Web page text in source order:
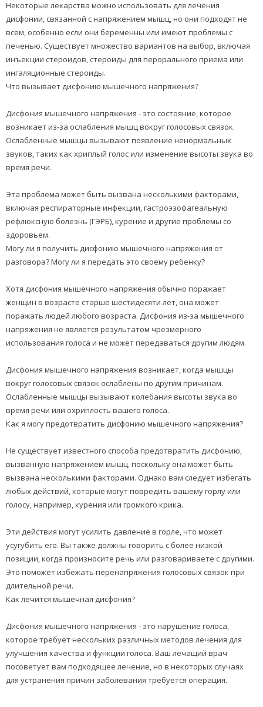
Некоторые лекарства можно использовать для лечения
дисфонии, связанной с напряжением мышц, но они подходят не
всем, особенно если они беременны или имеют проблемы с
печенью. Существует множество вариантов на выбор, включая
инъекции стероидов, стероиды для перорального приема или
ингаляционные стероиды.
Что вызывает дисфонию мышечного напряжения?
Дисфония мышечного напряжения - это состояние, которое
возникает из-за ослабления мышц вокруг голосовых связок.
Ослабленные мышцы вызывают появление ненормальных
звуков, таких как хриплый голос или изменение высоты звука во
время речи.
Эта проблема может быть вызвана несколькими факторами,
включая респираторные инфекции, гастроэзофагеальную
рефлюксную болезнь (ГЭРБ), курение и другие проблемы со
здоровьем.
Могу ли я получить дисфонию мышечного напряжения от
разговора? Могу ли я передать это своему ребенку?
Хотя дисфония мышечного напряжения обычно поражает
женщин в возрасте старше шестидесяти лет, она может
поражать людей любого возраста. Дисфония из-за мышечного
напряжения не является результатом чрезмерного
использования голоса и не может передаваться другим людям.
Дисфония мышечного напряжения возникает, когда мышцы
вокруг голосовых связок ослаблены по другим причинам.
Ослабленные мышцы вызывают колебания высоты звука во
время речи или охриплость вашего голоса.
Как я могу предотвратить дисфонию мышечного напряжения?
Не существует известного способа предотвратить дисфонию,
вызванную напряжением мышц, поскольку она может быть
вызвана несколькими факторами. Однако вам следует избегать
любых действий, которые могут повредить вашему горлу или
голосу, например, курения или громкого крика.
Эти действия могут усилить давление в горле, что может
усугубить его. Вы также должны говорить с более низкой
позиции, когда произносите речь или разговариваете с другими.
Это поможет избежать перенапряжения голосовых связок при
длительной речи.
Как лечится мышечная дисфония?
Дисфония мышечного напряжения - это нарушение голоса,
которое требует нескольких различных методов лечения для
улучшения качества и функции голоса. Ваш лечащий врач
посоветует вам подходящее лечение, но в некоторых случаях
для устранения причин заболевания требуется операция.